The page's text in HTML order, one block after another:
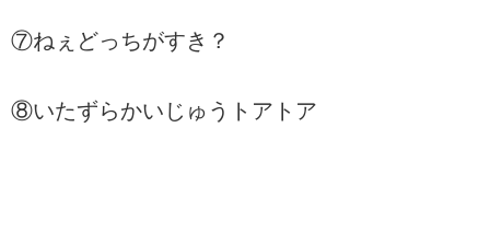
⑦ねぇどっちがすき？
⑧いたずらかいじゅうトアトア